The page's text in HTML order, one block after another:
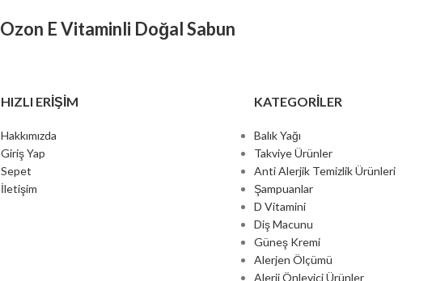
E Vitaminli Doğal Sabun
HIZLI ERIŞIM
Hakkımızda
Giriş Yap
Sepet
İletişim
KATEGORILER
Balık Yağı
Takviye Ürünler
Anti Alerjik Temizlik Ürünleri
Şampuanlar
D Vitamini
Diş Macunu
Güneş Kremi
Alerjen Ölçümü
Alerji Önleyici Ürünler